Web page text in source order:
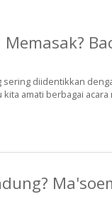
sering diidentikkan
amati berbagai acara